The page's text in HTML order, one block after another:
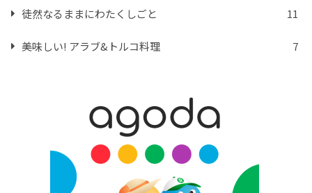
徒然なるままにわたくしごと 11
美味しい! アラブ&トルコ料理 7